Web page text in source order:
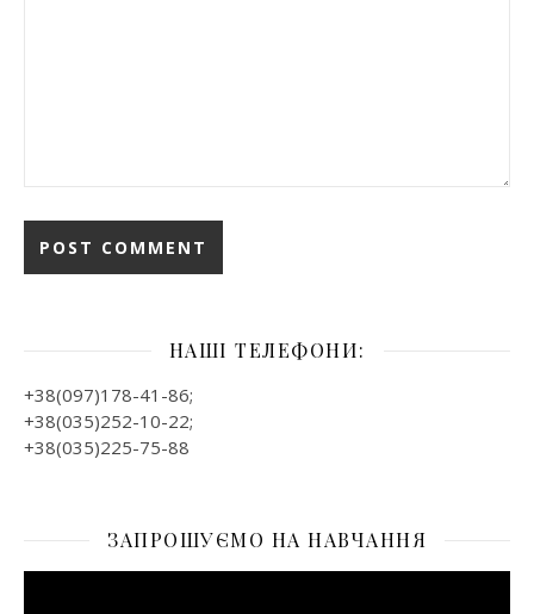
НАШІ ТЕЛЕФОНИ:
+38(097)178-41-86;
+38(035)252-10-22;
+38(035)225-75-88
ЗАПРОШУЄМО НА НАВЧАННЯ
Відеопрогравач